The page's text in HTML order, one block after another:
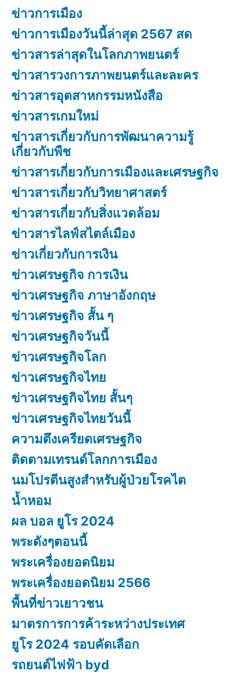
ข่าวการเมือง
ข่าวการเมืองวันนี้ล่าสุด 2567 สด
ข่าวสารล่าสุดในโลกภาพยนตร์
ข่าวสารวงการภาพยนตร์และละคร
ข่าวสารอุตสาหกรรมหนังสือ
ข่าวสารเกมใหม่
ข่าวสารเกี่ยวกับการพัฒนาความรู้
เกี่ยวกับพืช
ข่าวสารเกี่ยวกับการเมืองและเศรษฐกิจ
ข่าวสารเกี่ยวกับวิทยาศาสตร์
ข่าวสารเกี่ยวกับสิ่งแวดล้อม
ข่าวสารไลฟ์สไตล์เมือง
ข่าวเกี่ยวกับการเงิน
ข่าวเศรษฐกิจ การเงิน
ข่าวเศรษฐกิจ ภาษาอังกฤษ
ข่าวเศรษฐกิจ สั้น ๆ
ข่าวเศรษฐกิจวันนี้
ข่าวเศรษฐกิจโลก
ข่าวเศรษฐกิจไทย
ข่าวเศรษฐกิจไทย สั้นๆ
ข่าวเศรษฐกิจไทยวันนี้
ความตึงเครียดเศรษฐกิจ
ติดตามเทรนด์โลกการเมือง
นมโปรตีนสูงสำหรับผู้ป่วยโรคไต
น้ำหอม
ผล บอล ยูโร 2024
พระดังๆตอนนี้
พระเครื่องยอดนิยม
พระเครื่องยอดนิยม 2566
พื้นที่ข่าวเยาวชน
มาตรการการค้าระหว่างประเทศ
ยูโร 2024 รอบคัดเลือก
รถยนต์ไฟฟ้า byd